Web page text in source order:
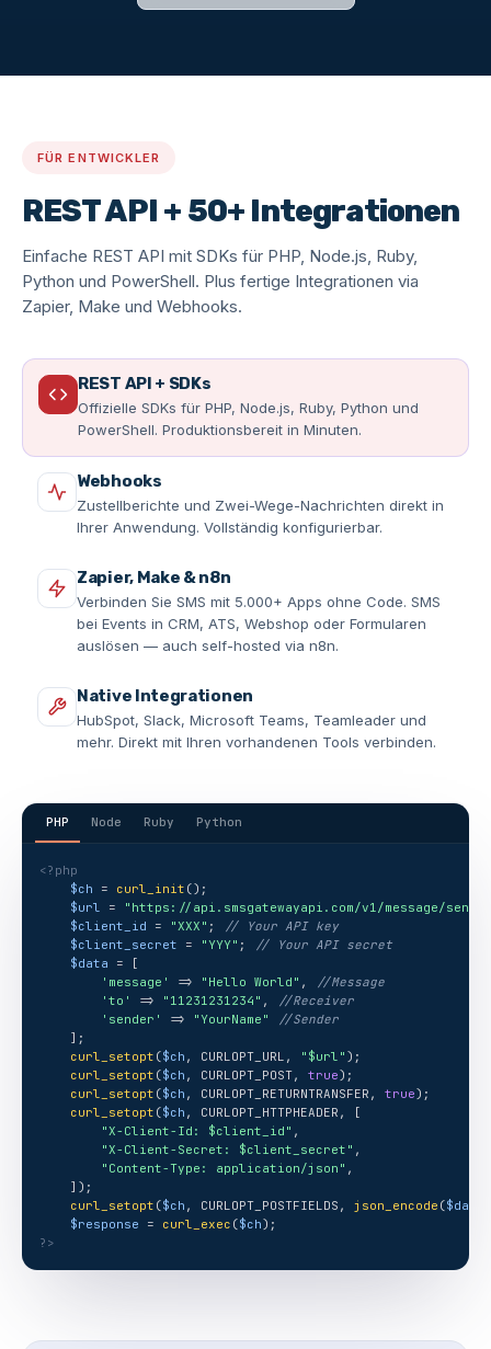
FÜR ENTWICKLER
REST API + 50+ Integrationen
Einfache REST API mit SDKs für PHP, Node.js, Ruby,
Python und PowerShell. Plus fertige Integrationen via
Zapier, Make und Webhooks.
REST API + SDKs
Offizielle SDKs für PHP, Node.js, Ruby, Python und
PowerShell. Produktionsbereit in Minuten.
Webhooks
Zustellberichte und Zwei-Wege-Nachrichten direkt in
Ihrer Anwendung. Vollständig konfigurierbar.
Zapier, Make & n8n
Verbinden Sie SMS mit 5.000+ Apps ohne Code. SMS
bei Events in CRM, ATS, Webshop oder Formularen
auslösen — auch self-hosted via n8n.
Native Integrationen
HubSpot, Slack, Microsoft Teams, Teamleader und
mehr. Direkt mit Ihren vorhandenen Tools verbinden.
PHP Node Ruby Python
<?php
$ch = curl_init ();
$url = "https://api.smsgatewayapi.com/v1/message/send"
$client_id = "XXX" ;
// Your API key
$client_secret = "YYY" ;
// Your API secret
$data = [
'message'
=> "Hello World" ,
//Message
'to'
=> "11231231234" ,
//Receiver
'sender'
=> "YourName"
//Sender
    ];
curl_setopt ($ch , CURLOPT_URL, "$url" );
curl_setopt ($ch , CURLOPT_POST, true);
curl_setopt ($ch , CURLOPT_RETURNTRANSFER, true);
curl_setopt ($ch , CURLOPT_HTTPHEADER, [
"X-Client-Id: $client_id" ,
"X-Client-Secret: $client_secret" ,
"Content-Type: application/json" ,
    ]);
curl_setopt ($ch , CURLOPT_POSTFIELDS, json_encode ($data
$response = curl_exec ($ch);
?>